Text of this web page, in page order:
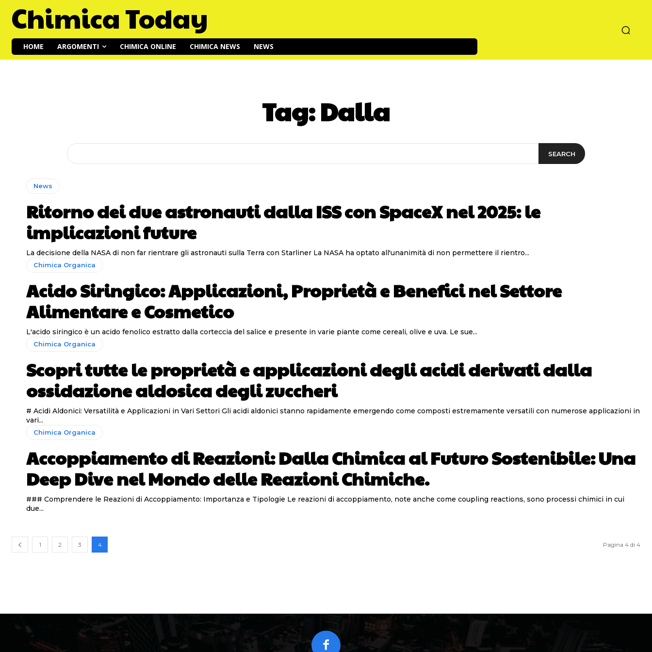
Chimica Today
HOME ARGOMENTI CHIMICA ONLINE CHIMICA NEWS NEWS
Tag:Dalla
SEARCH
News
Ritorno dei due astronauti dalla ISS con SpaceX nel 2025: le
implicazioni future
La decisione della NASA di non far rientrare gli astronauti sulla Terra con Starliner La NASA ha optato all'unanimità di non permettere il rientro...
Chimica Organica
Acido Siringico: Applicazioni, Proprietà e Benefici nel Settore
Alimentare e Cosmetico
L'acido siringico è un acido fenolico estratto dalla corteccia del salice e presente in varie piante come cereali, olive e uva. Le sue...
Chimica Organica
Scopri tutte le proprietà e applicazioni degli acidi derivati dalla
ossidazione aldosica degli zuccheri
# Acidi Aldonici: Versatilità e Applicazioni in Vari Settori Gli acidi aldonici stanno rapidamente emergendo come composti estremamente versatili con numerose applicazioni in
vari...
Chimica Organica
Accoppiamento di Reazioni: Dalla Chimica al Futuro Sostenibile: Una
Deep Dive nel Mondo delle Reazioni Chimiche.
### Comprendere le Reazioni di Accoppiamento: Importanza e Tipologie Le reazioni di accoppiamento, note anche come coupling reactions, sono processi chimici in cui
due...
1 2 3 4 Pagina 4 di 4